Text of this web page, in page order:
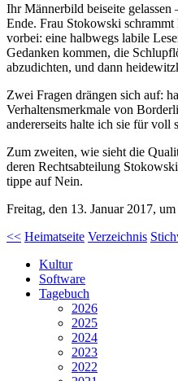
Ihr Männerbild beiseite
Ende. Frau Stokowski schrammt
vorbei: eine halbwegs labile
Gedanken kommen, die
abzudichten, und dann
Zwei Fragen drängen sich auf:
Verhaltensmerkmale von
andererseits halte ich sie für voll
Zum zweiten, wie sieht die
deren Rechtsabteilung
tippe auf Nein.
Freitag, den 13. Januar 2017,
<< Heimatseite Verzeichnis
Kultur
Software
Tagebuch
2026
2025
2024
2023
2022